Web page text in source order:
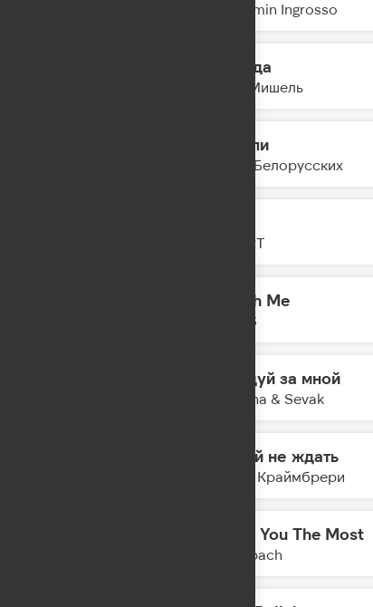
Benjamin Ingrosso
Иногда
Моя Мишель
Мысли
Тима Белорусских
ZIVERT
Touch Me
ASDIS
Следуй за мной
Gayana & Sevak
Давай не ждать
Мари Краймбрери
Need You The Most
Ofenbach